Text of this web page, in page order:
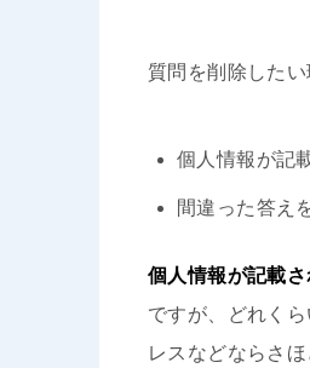
質問を削除した
個人情報が記
間違った答え
個人情報が記載
ですが、どれく
レスなどならさ